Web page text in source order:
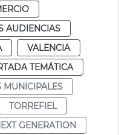
AUDIENCIAS
VALENCIA
TEMÁTICA
MUNICIPALES
TORREFIEL
GENERATION